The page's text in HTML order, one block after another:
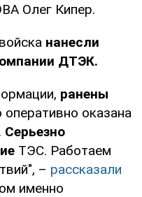
Олег Кипер.
нанесли
ДТЭК.
ранены
оказана
Серьезно
ТЭС. Работаем
– рассказали
именно